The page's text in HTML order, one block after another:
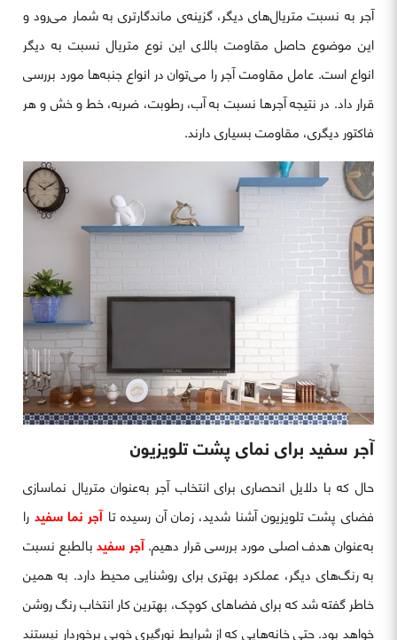
آجر به نسبت متریال‌های دیگر، گزینه‌ی ماندگارتری به شمار می‌رود و
این موضوع حاصل مقاومت بالای این نوع متریال نسبت به دیگر
انواع است. عامل مقاومت آجر را می‌توان در انواع جنبه‌ها مورد بررسی
قرار داد. در نتیجه آجرها نسبت به آب، رطوبت، ضربه، خط و خش و هر
فاکتور دیگری، مقاومت بسیاری دارند.
آجر سفید برای نمای پشت تلویزیون
حال که با دلایل انحصاری برای انتخاب آجر به‌عنوان متریال نماسازی
فضای پشت تلویزیون آشنا شدید، زمان آن رسیده تاآجر نما سفیدرا
به‌عنوان هدف اصلی مورد بررسی قرار دهیم.آجر سفیدبالطبع نسبت
به رنگ‌های دیگر، عملکرد بهتری برای روشنایی محیط دارد. به همین
خاطر گفته شد که برای فضاهای کوچک، بهترین کار انتخاب رنگ روشن
خواهد بود. حتی خانه‌هایی که از شرایط نورگیری خوبی برخوردار نیستند